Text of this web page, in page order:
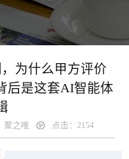
为什么甲方评价
后是这套AI智能体
聚之唯 点击：2154